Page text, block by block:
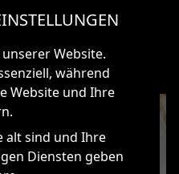
Website.
während
Website und Ihre
alt sind und Ihre
Diensten geben